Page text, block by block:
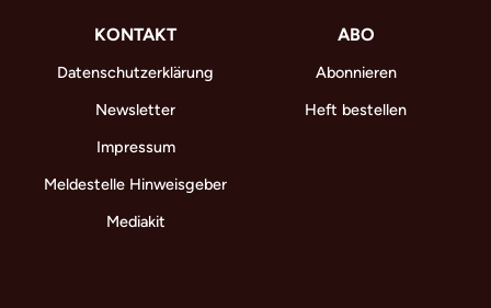
KONTAKT
Datenschutzerklärung
Newsletter
Impressum
Meldestelle Hinweisgeber
Mediakit
ABO
Abonnieren
Heft bestellen